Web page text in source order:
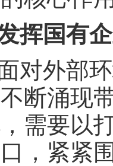
发挥国有
对外部
断涌现
需要以
，紧紧